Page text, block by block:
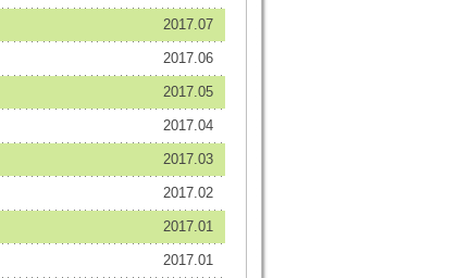
2017.07
2017.06
2017.05
2017.04
2017.03
2017.02
2017.01
2017.01